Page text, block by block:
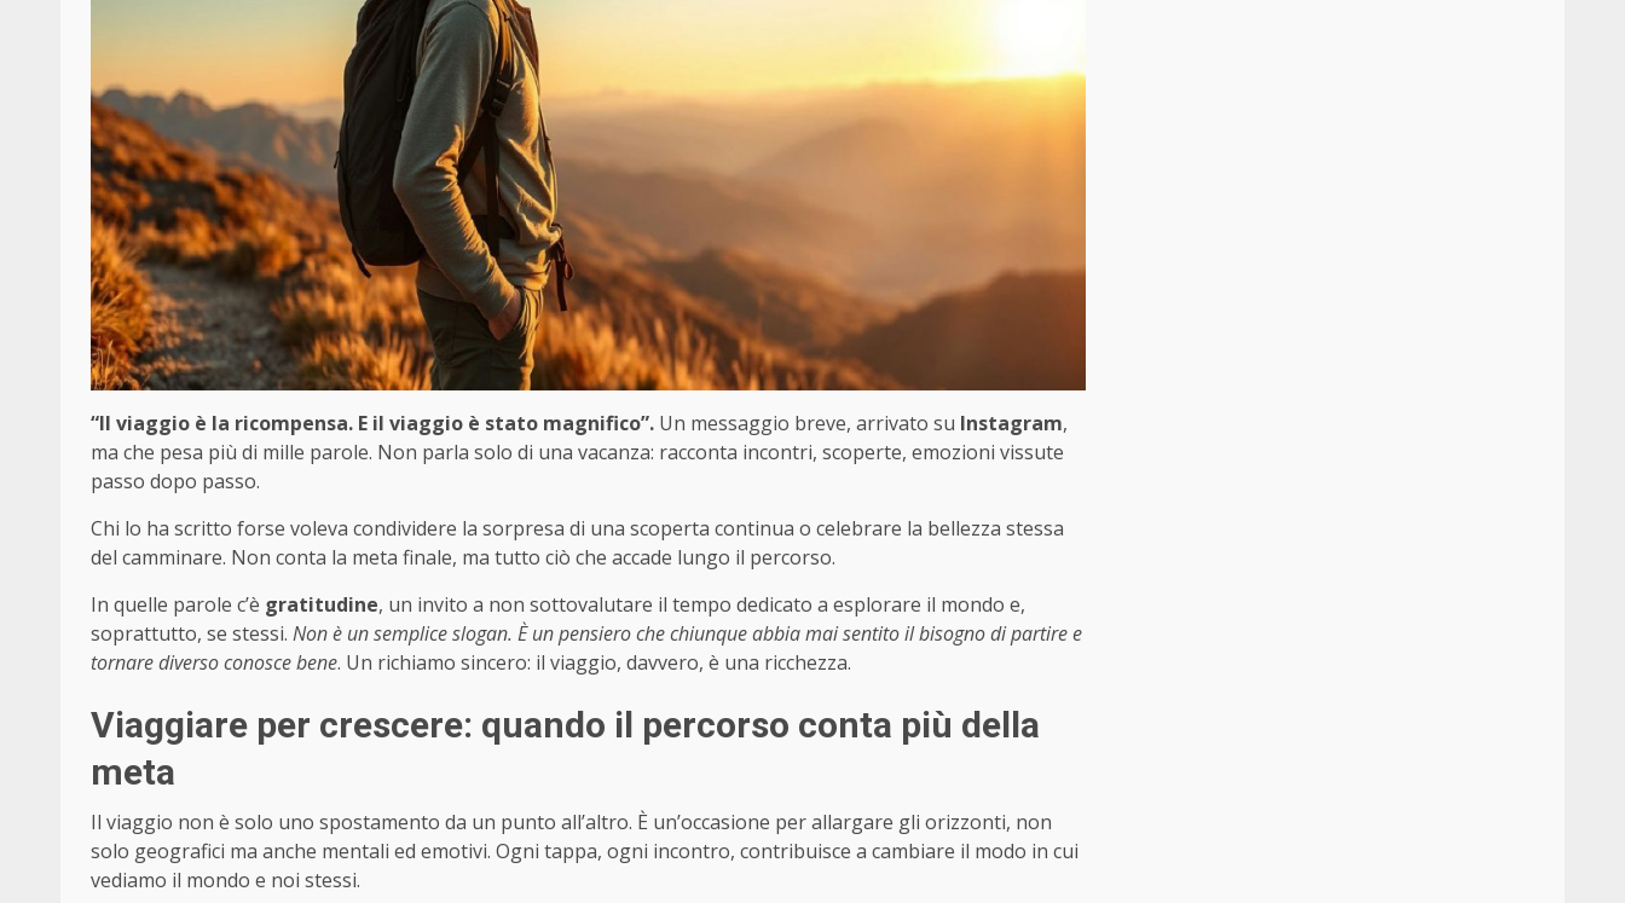
“Il viaggio è la ricompensa. E il viaggio è stato magnifico”. Un messaggio breve, arrivato su Instagram,
ma che pesa più di mille parole. Non parla solo di una vacanza: racconta incontri, scoperte, emozioni vissute
passo dopo passo.
Chi lo ha scritto forse voleva condividere la sorpresa di una scoperta continua o celebrare la bellezza stessa
del camminare. Non conta la meta finale, ma tutto ciò che accade lungo il percorso.
In quelle parole c’è gratitudine, un invito a non sottovalutare il tempo dedicato a esplorare il mondo e,
soprattutto, se stessi. Non è un semplice slogan. È un pensiero che chiunque abbia mai sentito il bisogno di partire e
tornare diverso conosce bene. Un richiamo sincero: il viaggio, davvero, è una ricchezza.
Viaggiare per crescere: quando il percorso conta più della
meta
Il viaggio non è solo uno spostamento da un punto all’altro. È un’occasione per allargare gli orizzonti, non
solo geografici ma anche mentali ed emotivi. Ogni tappa, ogni incontro, contribuisce a cambiare il modo in cui
vediamo il mondo e noi stessi.